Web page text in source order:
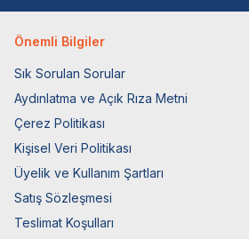
Önemli Bilgiler
Sık Sorulan Sorular
Aydınlatma ve Açık Rıza Metni
Çerez Politikası
Kişisel Veri Politikası
Üyelik ve Kullanım Şartları
Satış Sözleşmesi
Teslimat Koşulları